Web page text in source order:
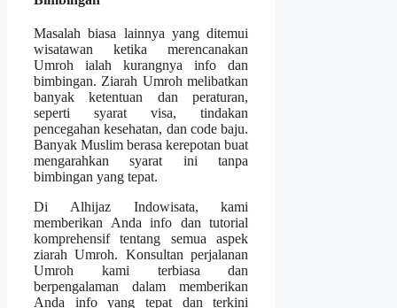
Masalah biasa lainnya yang ditemui
wisatawan ketika merencanakan
Umroh ialah kurangnya info dan
bimbingan. Ziarah Umroh melibatkan
banyak ketentuan dan peraturan,
seperti syarat visa, tindakan
pencegahan kesehatan, dan code baju.
Banyak Muslim berasa kerepotan buat
mengarahkan syarat ini tanpa
bimbingan yang tepat.
Di Alhijaz Indowisata, kami
memberikan Anda info dan tutorial
komprehensif tentang semua aspek
ziarah Umroh. Konsultan perjalanan
Umroh kami terbiasa dan
berpengalaman dalam memberikan
Anda info yang tepat dan terkini